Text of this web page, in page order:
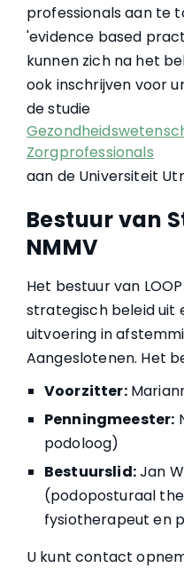
professionals aan te
'evidence based
kunnen zich na het
ook inschrijven voor
de studie
Zorgprofessionals
aan de Universiteit
Bestuur van
NMMV
Het bestuur van
strategisch beleid uit
uitvoering in
Aangeslotenen. Het
Voorzitter:
Penningmeester:
podoloog)
Bestuurslid:Jan
(podoposturaal
fysiotherapeut en
U kunt contact